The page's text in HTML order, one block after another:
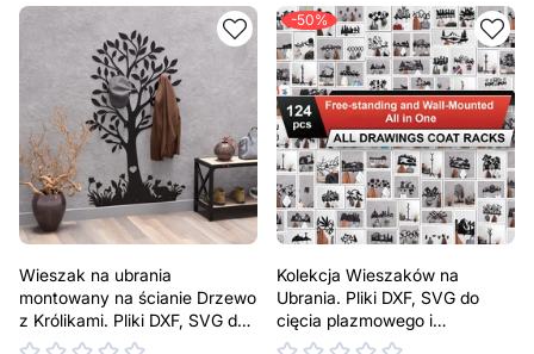
Wieszak na ubrania
montowany na ścianie Drzewo
z Królikami. Pliki DXF, SVG do
cięcia plazmowego i
-50%
Kolekcja Wieszaków na
Ubrania. Pliki DXF, SVG do
cięcia plazmowego i
laserowego